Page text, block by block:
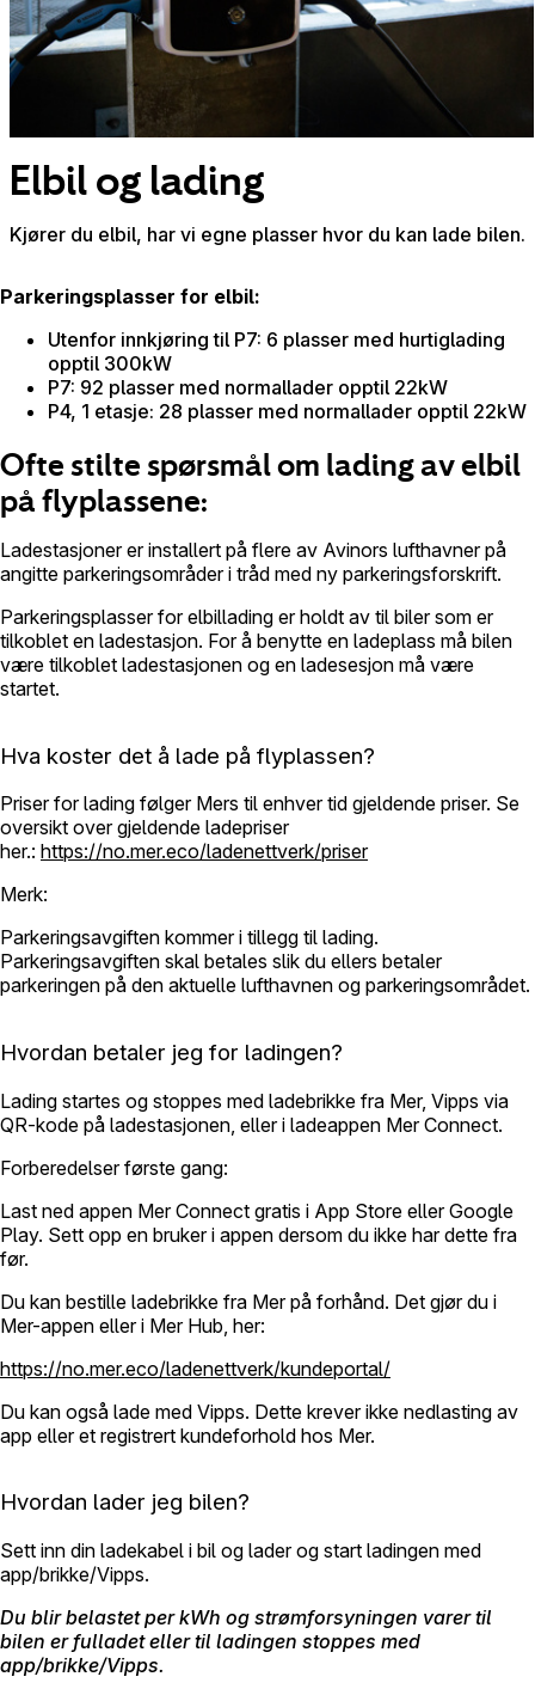
Elbil og lading
Kjører du elbil, har vi egne plasser hvor du kan lade bilen.
Parkeringsplasser for elbil:
Utenfor innkjøring til P7: 6 plasser med hurtiglading
opptil 300kW
P7: 92 plasser med normallader opptil 22kW
P4, 1 etasje: 28 plasser med normallader opptil 22kW
Ofte stilte spørsmål om lading av elbil
på flyplassene:
Ladestasjoner er installert på flere av Avinors lufthavner på
angitte parkeringsområder i tråd med ny parkeringsforskrift.
Parkeringsplasser for elbillading er holdt av til biler som er
tilkoblet en ladestasjon. For å benytte en ladeplass må bilen
være tilkoblet ladestasjonen og en ladesesjon må være
startet.
Hva koster det å lade på flyplassen?
Priser for lading følger Mers til enhver tid gjeldende priser. Se
oversikt over gjeldende ladepriser
her.: https://no.mer.eco/ladenettverk/priser
Merk:
Parkeringsavgiften kommer i tillegg til lading.
Parkeringsavgiften skal betales slik du ellers betaler
parkeringen på den aktuelle lufthavnen og parkeringsområdet.
Hvordan betaler jeg for ladingen?
Lading startes og stoppes med ladebrikke fra Mer, Vipps via
QR-kode på ladestasjonen, eller i ladeappen Mer Connect.
Forberedelser første gang:
Last ned appen Mer Connect gratis i App Store eller Google
Play. Sett opp en bruker i appen dersom du ikke har dette fra
før.
Du kan bestille ladebrikke fra Mer på forhånd. Det gjør du i
Mer-appen eller i Mer Hub, her:
https://no.mer.eco/ladenettverk/kundeportal/
Du kan også lade med Vipps. Dette krever ikke nedlasting av
app eller et registrert kundeforhold hos Mer.
Hvordan lader jeg bilen?
Sett inn din ladekabel i bil og lader og start ladingen med
app/brikke/Vipps.
Du blir belastet per kWh og strømforsyningen varer til
bilen er fulladet eller til ladingen stoppes med
app/brikke/Vipps.